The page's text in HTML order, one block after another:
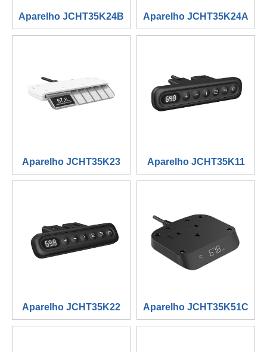
Aparelho JCHT35K24B Aparelho JCHT35K24A
Aparelho JCHT35K23 Aparelho JCHT35K11
Aparelho JCHT35K22 Aparelho JCHT35K51C